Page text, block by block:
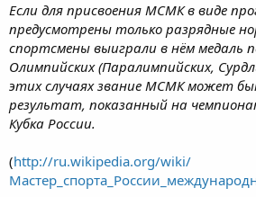
Если для присвоения МСМК в виде
предусмотрены только разрядные
спортсмены выиграли в нём медаль
Олимпийских (Паралимпийских,
этих случаях звание МСМК может
результат, показанный на
Кубка России.
(http://ru.wikipedia.org/wiki/